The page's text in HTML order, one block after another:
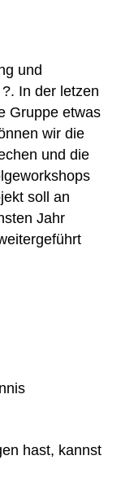
und
In der letzen
Gruppe etwas
wir die
und die
soll an
Jahr
hast, kannst